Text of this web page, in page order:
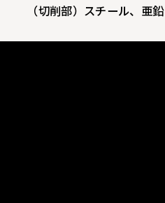
（切削部）スチール、亜鉛